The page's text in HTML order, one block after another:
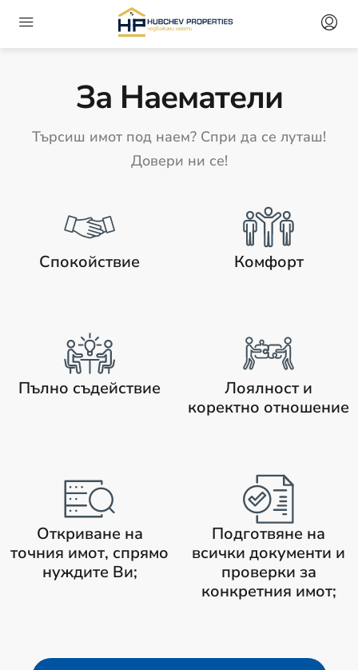
За Наематели
Търсиш имот под наем? Спри да се луташ!
Довери ни се!
Спокойствие Комфорт
Пълно съдействие
Лоялност и
коректно отношение
Откриване на
точния имот, спрямо
нуждите Ви;
Подготвяне на
всички документи и
проверки за
конкретния имот;